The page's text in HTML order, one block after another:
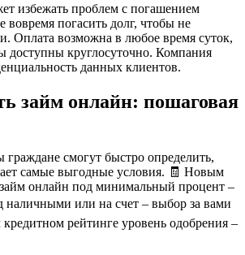
избежать проблем с погашением
вовремя погасить долг, чтобы не
Оплата возможна в любое время суток,
доступны круглосуточно. Компания
данных клиентов.
займ онлайн: пошаговая
смогут быстро определить,
самые выгодные условия. 🧾 Новым
онлайн под минимальный процент –
наличными или на счет – выбор за вами
рейтинге уровень одобрения –